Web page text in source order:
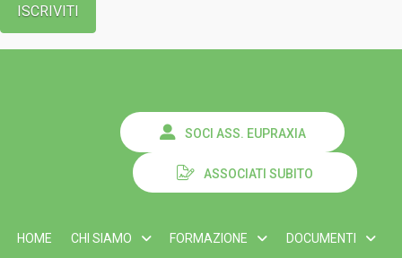
SOCI ASS. EUPRAXIA
ASSOCIATI SUBITO
HOME CHI SIAMO FORMAZIONE DOCUMENTI